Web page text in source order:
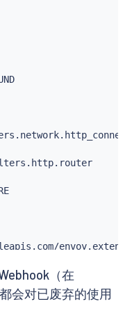
"bar")
（在
会对已废弃的使用